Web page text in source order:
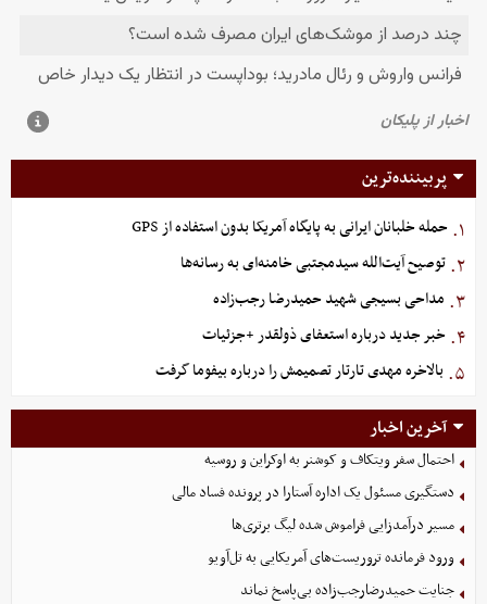
پربیننده‌ترین
۱. حمله خلبانان ایرانی به پایگاه آمریکا بدون استفاده از GPS
۲. توصیح آیت‌الله سیدمجتبی خامنه‌ای به رسانه‌ها
۳. مداحی بسیجی شهید حمیدرضا رجب‌زاده
۴. خبر جدید درباره استعفای ذولقدر +جزئیات
۵. بالاخره مهدی تارتار تصمیمش را درباره بیفوما گرفت
آخرین اخبار
احتمال سفر ویتکاف و کوشنر به اوکراین و روسیه
دستگیری مسئول یک اداره آستارا در پرونده فساد مالی
مسیر درآمدزایی فراموش شده لیگ برتری‌ها
ورود فرمانده تروریست‌های آمریکایی به تل‌آویو
جنایت حمیدرضارجب‌زاده بی‌پاسخ نماند